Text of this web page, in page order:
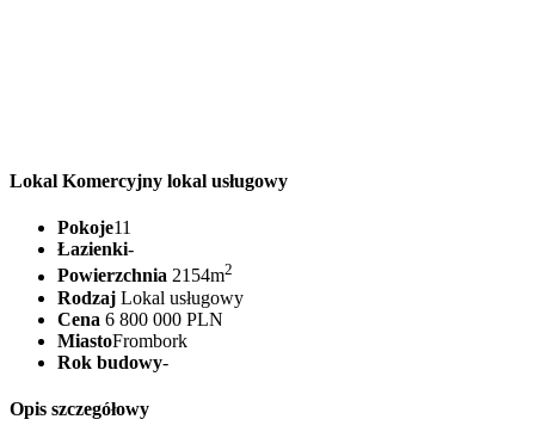
Lokal Komercyjny lokal usługowy
Pokoje11
Łazienki-
Powierzchnia 2154m2
Rodzaj Lokal usługowy
Cena 6 800 000 PLN
MiastoFrombork
Rok budowy-
Opis szczegółowy